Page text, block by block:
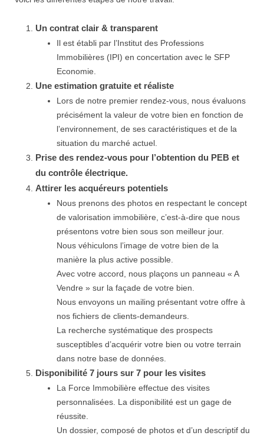
Un contrat clair & transparent
Il est établi par l’Institut des Professions
Immobilières (IPI) en concertation avec le SFP
Economie.
Une estimation gratuite et réaliste
Lors de notre premier rendez-vous, nous évaluons
précisément la valeur de votre bien en fonction de
l’environnement, de ses caractéristiques et de la
situation du marché actuel.
Prise des rendez-vous pour l’obtention du PEB et
du contrôle électrique.
Attirer les acquéreurs potentiels
Nous prenons des photos en respectant le concept
de valorisation immobilière, c’est-à-dire que nous
présentons votre bien sous son meilleur jour.
Nous véhiculons l’image de votre bien de la
manière la plus active possible.
Avec votre accord, nous plaçons un panneau « A
Vendre » sur la façade de votre bien.
Nous envoyons un mailing présentant votre offre à
nos fichiers de clients-demandeurs.
La recherche systématique des prospects
susceptibles d’acquérir votre bien ou votre terrain
dans notre base de données.
Disponibilité 7 jours sur 7 pour les visites
La Force Immobilière effectue des visites
personnalisées. La disponibilité est un gage de
réussite.
Un dossier, composé de photos et d’un descriptif du